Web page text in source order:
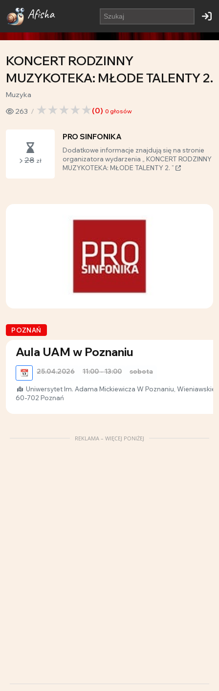
Afisha
KONCERT RODZINNY
MUZYKOTEKA: MŁODE TALENTY 2.
Muzyka
263
(0) 0 głosów
28 zł
PRO SINFONIKA
Dodatkowe informacje znajdują się na stronie
organizatora wydarzenia „ KONCERT RODZINNY
MUZYKOTEKA: MŁODE TALENTY 2. ”
POZNAŃ
Aula UAM w Poznaniu
📆 25.04.2026 11:00 - 13:00 sobota
Uniwersytet Im. Adama Mickiewicza W Poznaniu,
60-702 Poznań
REKLAMA – WIĘCEJ PONIŻEJ